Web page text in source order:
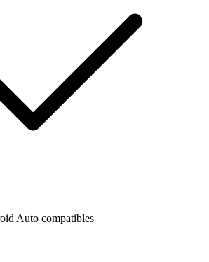
Auto compatibles